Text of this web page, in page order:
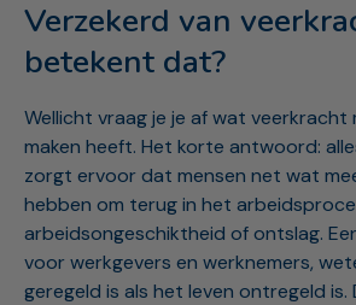
Verzekerd van
betekent dat?
Wellicht vraag je je af wat veerkracht
maken heeft. Het korte antwoord:
zorgt ervoor dat mensen net wat
hebben om terug in het
arbeidsongeschiktheid of ontslag.
voor werkgevers en werknemers,
geregeld is als het leven ontregeld is.